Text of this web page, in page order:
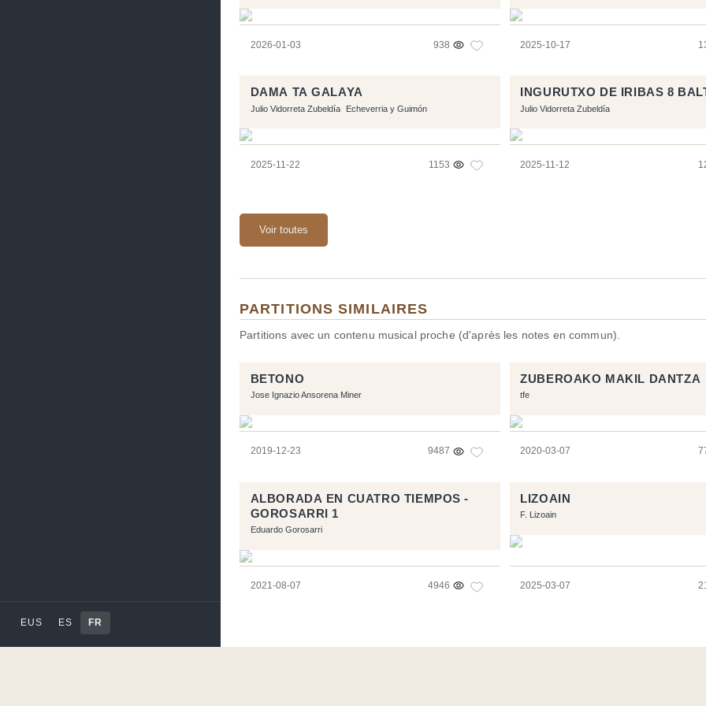
EUS ES FR
2026-01-03 938 2025-10-17
DAMA TA GALAYA
Julio Vidorreta Zubeldía Echeverria y Guimón
2025-11-22 1153
INGURUTXO DE IRIBAS 8
Julio Vidorreta Zubeldía
2025-11-12
Voir toutes
PARTITIONS SIMILAIRES
Partitions avec un contenu musical proche (d'après les notes en commun).
BETONO
Jose Ignazio Ansorena Miner
2019-12-23 9487
ZUBEROAKO MAKIL DANTZA
tfe
2020-03-07
ALBORADA EN CUATRO TIEMPOS -
GOROSARRI 1
Eduardo Gorosarri
2021-08-07 4946
LIZOAIN
F. Lizoain
2025-03-07